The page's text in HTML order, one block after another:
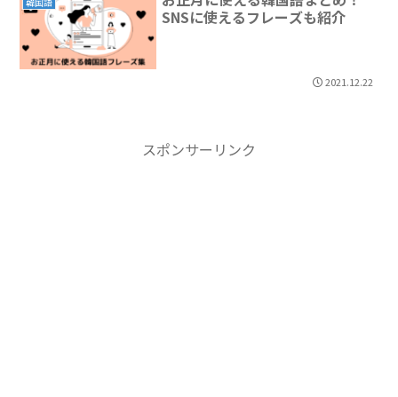
SNSに使えるフレーズも紹介
2021.12.22
スポンサーリンク